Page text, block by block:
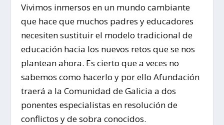
Vivimos inmersos en un mundo cambiante
que hace que muchos padres y educadores
necesiten sustituir el modelo tradicional de
educación hacia los nuevos retos que se nos
plantean ahora. Es cierto que a veces no
sabemos como hacerlo y por ello Afundación
traerá a la Comunidad de Galicia a dos
ponentes especialistas en resolución de
conflictos y de sobra conocidos.